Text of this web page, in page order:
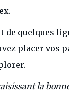
quelques
placer vos
la